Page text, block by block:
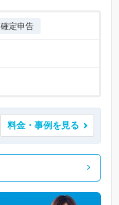
確定申告
料金・事例を見る